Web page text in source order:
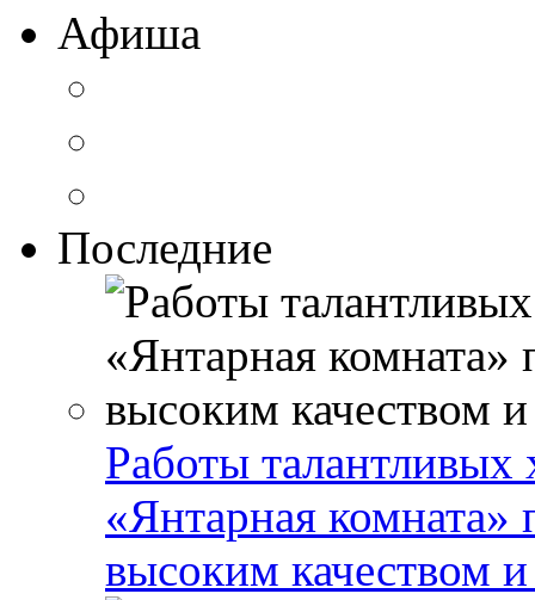
Афиша
Последние
Работы талантливых
«Янтарная комната»
высоким качеством